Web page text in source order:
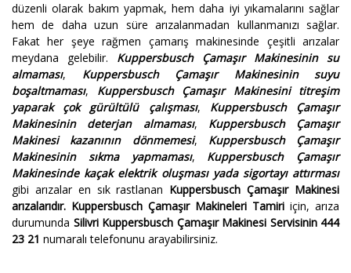
düzenli olarak bakım yapmak, hem daha iyi yıkamalarını sağlar
hem de daha uzun süre arızalanmadan kullanmanızı sağlar.
Fakat her şeye rağmen çamarış makinesinde çeşitli arızalar
meydana gelebilir. Kuppersbusch Çamaşır Makinesinin su
almaması, Kuppersbusch Çamaşır Makinesinin suyu
boşaltmaması, Kuppersbusch Çamaşır Makinesini titreşim
yaparak çok gürültülü çalışması, Kuppersbusch Çamaşır
Makinesinin deterjan almaması, Kuppersbusch Çamaşır
Makinesi kazanının dönmemesi, Kuppersbusch Çamaşır
Makinesinin sıkma yapmaması, Kuppersbusch Çamaşır
Makinesinde kaçak elektrik oluşması yada sigortayı attırması
gibi arızalar en sık rastlanan Kuppersbusch Çamaşır Makinesi
arızalarıdır. Kuppersbusch Çamaşır Makineleri Tamiri için, arıza
durumunda Silivri Kuppersbusch Çamaşır Makinesi Servisinin 444
23 21 numaralı telefonunu arayabilirsiniz.